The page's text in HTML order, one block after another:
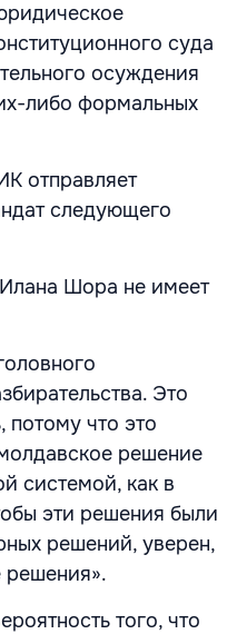
суда
осуждения
либо формальных
отправляет
следующего
Шора не имеет
Это
потому что это
решение
системой, как в
эти решения были
решений, уверен,
решения».
того, что